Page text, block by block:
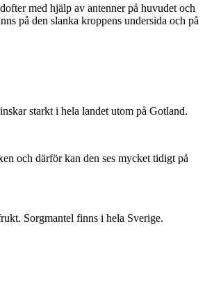
med hjälp av antenner på huvudet och
på den slanka kroppens undersida och på
starkt i hela landet utom på Gotland.
och därför kan den ses mycket tidigt på
Sorgmantel finns i hela Sverige.